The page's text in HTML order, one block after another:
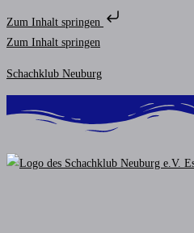
Zum Inhalt springen
Zum Inhalt springen
Schachklub Neuburg